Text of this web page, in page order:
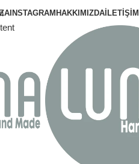
INSTAGRAMHAKKIMIZDAİLETIŞIM